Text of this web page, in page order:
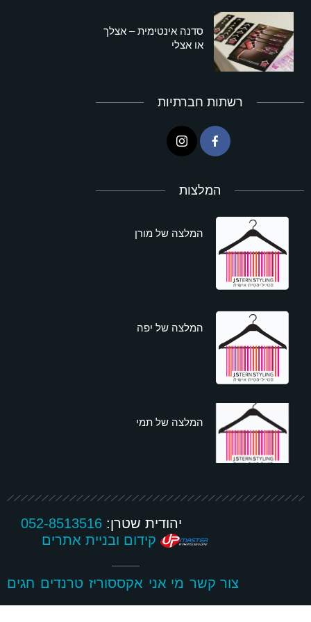
סדנה אינטימית – אצלך
או אצלי
רשתות חברתיות
המלצות
המלצה של מורן
המלצה של יפה
המלצה של תמי
יהודית שטרן:052-8513516
קידום ובניית אתרים
צור קשר מי אני אקססוריז טרנדים חגים